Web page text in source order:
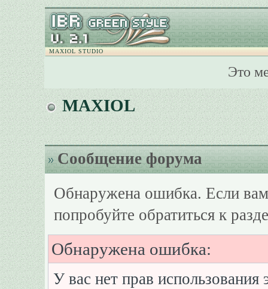
MAXIOL STUDIO
Это
MAXIOL
Сообщение форума
Обнаружена ошибка. Если
попробуйте обратиться к
Обнаружена ошибка:
У вас нет прав